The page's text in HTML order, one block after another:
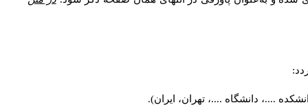
....، دانشگاه ....، تهران، ایران).